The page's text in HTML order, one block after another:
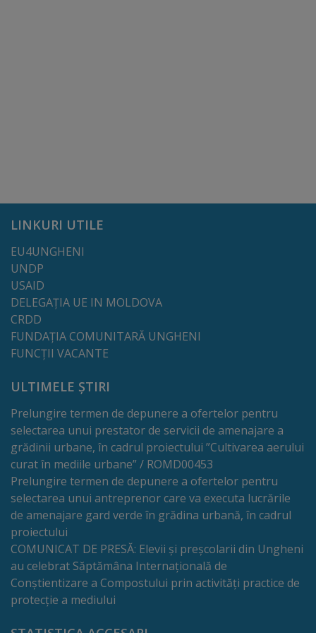
Strategii
și
programe
Deplasări
Bugetare
participativă
Utile
Transport
Rețeaua
transportului
public
Lista
stațiilor
LINKURI UTILE
EU4UNGHENI
UNDP
USAID
DELEGAȚIA UE IN MOLDOVA
CRDD
FUNDAȚIA COMUNITARĂ UNGHENI
FUNCȚII VACANTE
ULTIMELE ȘTIRI
Prelungire termen de depunere a ofertelor pentru
selectarea unui prestator de servicii de amenajare a
grădinii urbane, în cadrul proiectului ”Cultivarea aerului
curat în mediile urbane” / ROMD00453
Prelungire termen de depunere a ofertelor pentru
selectarea unui antreprenor care va executa lucrările
de amenajare gard verde în grădina urbană, în cadrul
proiectului
COMUNICAT DE PRESĂ: Elevii și preșcolarii din Ungheni
au celebrat Săptămâna Internațională de
Conștientizare a Compostului prin activități practice de
protecție a mediului